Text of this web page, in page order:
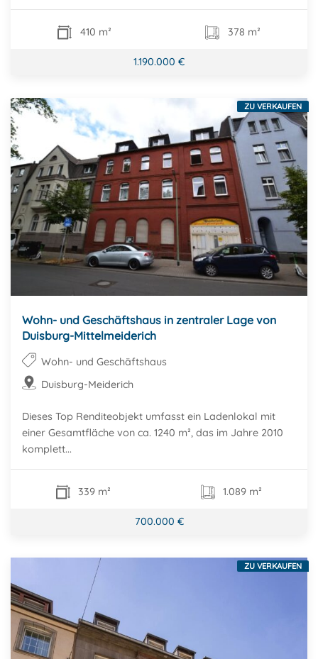
410 m² 378 m²
1.190.000 €
Wohn- und Geschäftshaus in zentraler Lage von
Duisburg-Mittelmeiderich
Wohn- und Geschäftshaus
Duisburg-Meiderich
Dieses Top Renditeobjekt umfasst ein Ladenlokal mit
einer Gesamtfläche von ca. 1240 m², das im Jahre 2010
komplett...
339 m² 1.089 m²
700.000 €
ZU VERKAUFEN
ZU VERKAUFEN